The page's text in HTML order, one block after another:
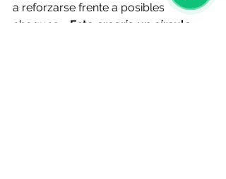
a reforzarse frente a posibles
choques. « Esto crearía un círculo